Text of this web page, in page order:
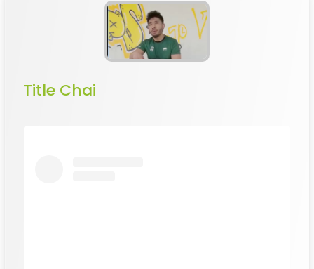
Title Chai